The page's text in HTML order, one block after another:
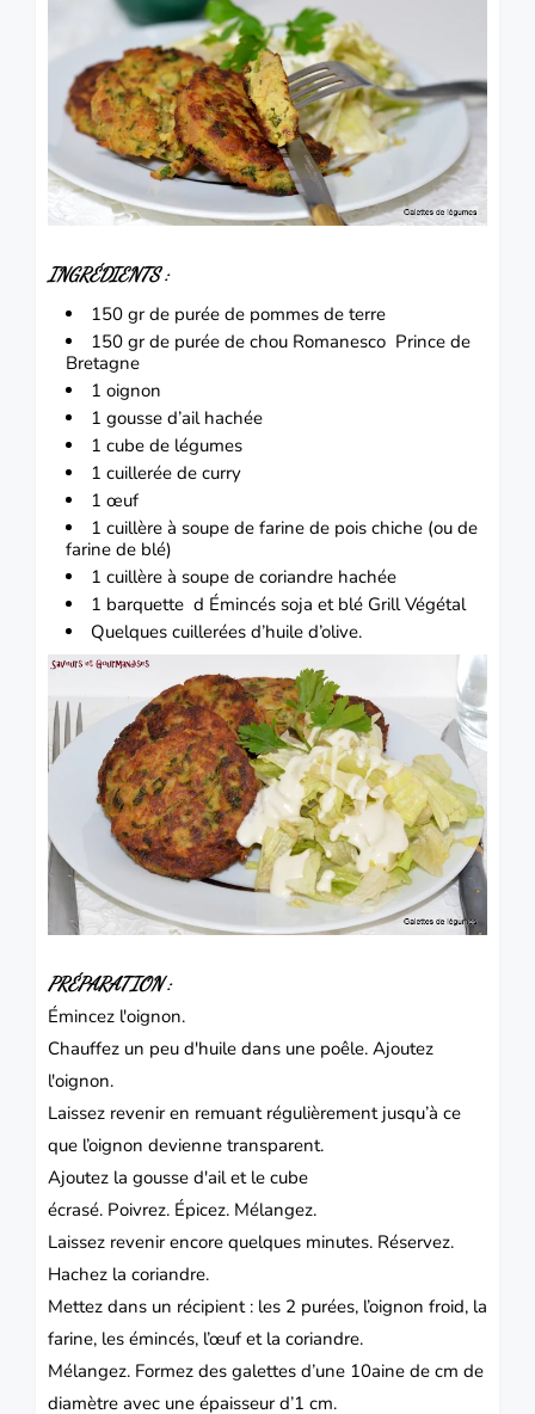
INGRÉDIENTS :
150 gr de purée de pommes de terre
150 gr de purée de chou Romanesco Prince de
Bretagne
1 oignon
1 gousse d’ail hachée
1 cube de légumes
1 cuillerée de curry
1 œuf
1 cuillère à soupe de farine de pois chiche (ou de
farine de blé)
1 cuillère à soupe de coriandre hachée
1 barquette d Émincés soja et blé Grill Végétal
Quelques cuillerées d’huile d’olive.
PRÉPARATION :
Émincez l'oignon.
Chauffez un peu d'huile dans une poêle. Ajoutez
l'oignon.
Laissez revenir en remuant régulièrement jusqu’à ce
que l’oignon devienne transparent.
Ajoutez la gousse d'ail et le cube
écrasé. Poivrez. Épicez. Mélangez.
Laissez revenir encore quelques minutes. Réservez.
Hachez la coriandre.
Mettez dans un récipient : les 2 purées, l’oignon froid, la
farine, les émincés, l’œuf et la coriandre.
Mélangez. Formez des galettes d’une 10aine de cm de
diamètre avec une épaisseur d’1 cm.